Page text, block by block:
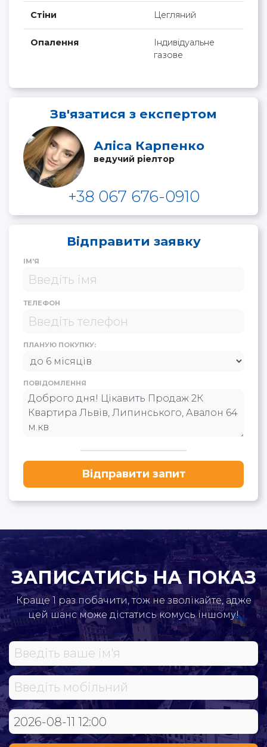
Стіни Цегляний
Опалення
Індивідуальне
газове
Зв'язатися з експертом
Аліса Карпенко
ведучий ріелтор
+38 067 676-0910
Відправити заявку
ІМ'Я
ТЕЛЕФОН
ПЛАНУЮ ПОКУПКУ:
ПОВІДОМЛЕННЯ
Відправити запит
ЗАПИСАТИСЬ НА ПОКАЗ
Краще 1 раз побачити, тож не зволікайте, адже
цей шанс може дістатись комусь іншому!